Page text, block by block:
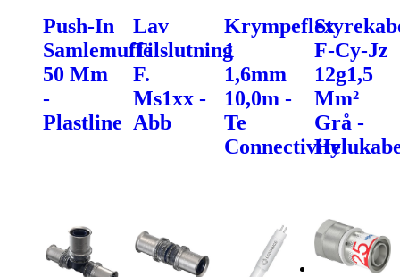
Push-In
Samlemuffe
50 Mm
-
Plastline
Lav
Tilslutning
F.
Ms1xx -
Abb
Krympeflex
1
1,6mm
10,0m -
Te
Connectivity
F-Cy-Jz
12g1,5
Mm²
Grå -